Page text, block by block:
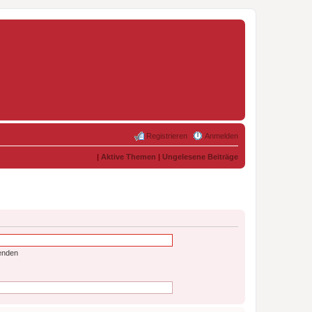
Anmelden
Registrieren
| Aktive Themen | Ungelesene Beiträge